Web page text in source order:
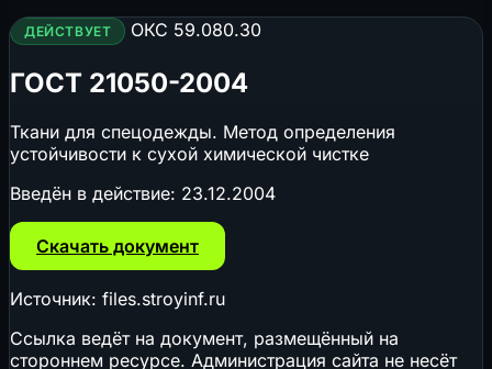
ДЕЙСТВУЕТ ОКС 59.080.30
ГОСТ 21050-2004
Ткани для спецодежды. Метод определения
устойчивости к сухой химической чистке
Введён в действие: 23.12.2004
Скачать документ
Источник: files.stroyinf.ru
Ссылка ведёт на документ, размещённый на
стороннем ресурсе. Администрация сайта не несёт